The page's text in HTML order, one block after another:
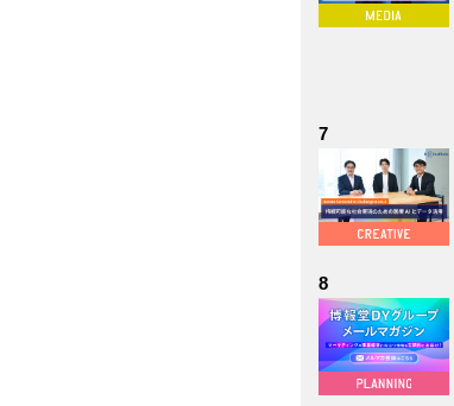
7
8